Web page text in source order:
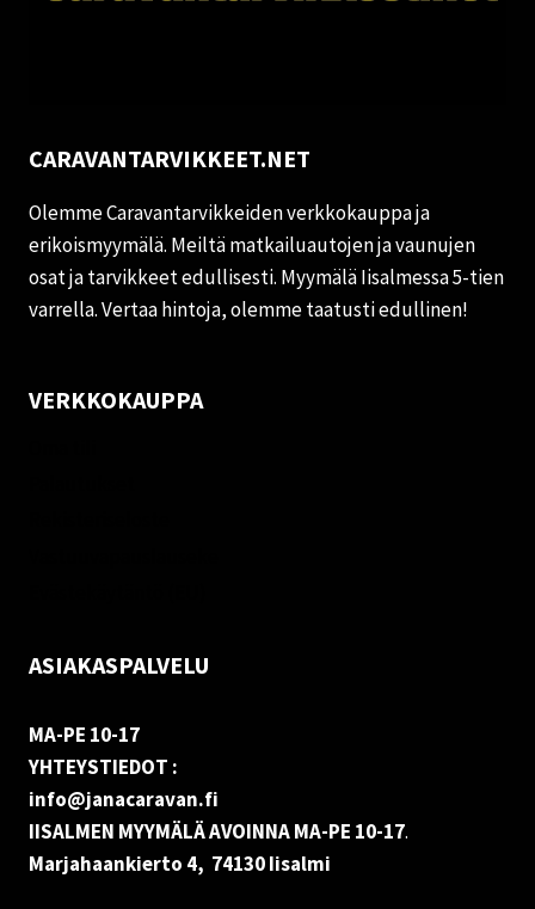
CARAVANTARVIKKEET.NET
Olemme Caravantarvikkeiden verkkokauppa ja
erikoismyymälä. Meiltä matkailuautojen ja vaunujen
osat ja tarvikkeet edullisesti. Myymälä Iisalmessa 5-tien
varrella. Vertaa hintoja, olemme taatusti edullinen!
VERKKOKAUPPA
ASIAKASPALVELU
MA-PE 10-17
YHTEYSTIEDOT :
info@janacaravan.fi
IISALMEN MYYMÄLÄ AVOINNA MA-PE 10-17.
Marjahaankierto 4, 74130 Iisalmi